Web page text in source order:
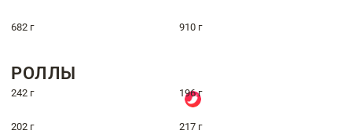
682 г 910 г
РОЛЛЫ
242 г 196 г
202 г 217 г